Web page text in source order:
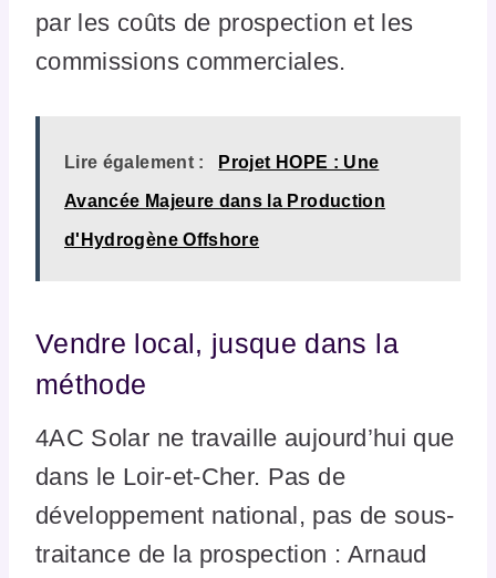
par les coûts de prospection et les
commissions commerciales.
Lire également : Projet HOPE : Une
Avancée Majeure dans la Production
d'Hydrogène Offshore
Vendre local, jusque dans la
méthode
4AC Solar ne travaille aujourd’hui que
dans le Loir-et-Cher. Pas de
développement national, pas de sous-
traitance de la prospection : Arnaud